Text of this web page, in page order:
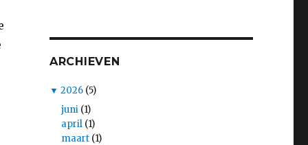
ARCHIEVEN
▼ 2026 (5)
juni (1)
april (1)
maart (1)